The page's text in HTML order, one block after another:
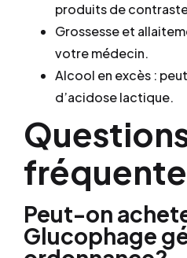
produits de
Grossesse et
votre médecin.
Alcool en excès :
d’acidose lactique.
Peut-on
Glucophage